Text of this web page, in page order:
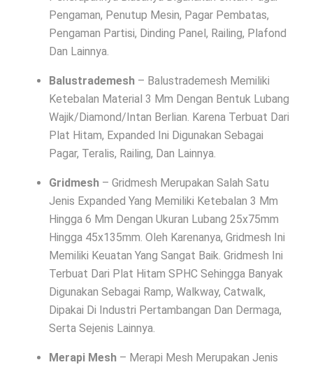
Pengaman, Penutup Mesin, Pagar Pembatas,
Pengaman Partisi, Dinding Panel, Railing, Plafond
Dan Lainnya.
Balustrademesh – Balustrademesh Memiliki
Ketebalan Material 3 Mm Dengan Bentuk Lubang
Wajik/Diamond/Intan Berlian. Karena Terbuat Dari
Plat Hitam, Expanded Ini Digunakan Sebagai
Pagar, Teralis, Railing, Dan Lainnya.
Gridmesh – Gridmesh Merupakan Salah Satu
Jenis Expanded Yang Memiliki Ketebalan 3 Mm
Hingga 6 Mm Dengan Ukuran Lubang 25x75mm
Hingga 45x135mm. Oleh Karenanya, Gridmesh Ini
Memiliki Keuatan Yang Sangat Baik. Gridmesh Ini
Terbuat Dari Plat Hitam SPHC Sehingga Banyak
Digunakan Sebagai Ramp, Walkway, Catwalk,
Dipakai Di Industri Pertambangan Dan Dermaga,
Serta Sejenis Lainnya.
Merapi Mesh – Merapi Mesh Merupakan Jenis